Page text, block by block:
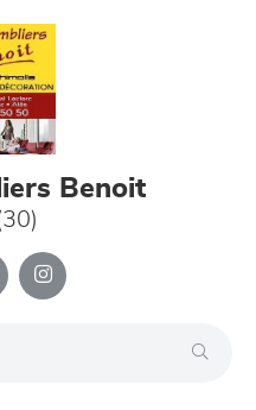
Benoit